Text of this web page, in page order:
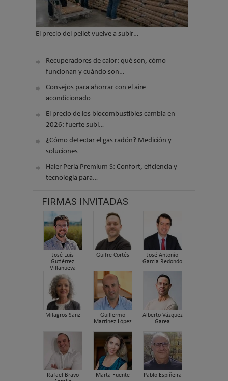
El precio del pellet vuelve a subir…
Recuperadores de calor: qué son, cómo
funcionan y cuándo son…
Consejos para ahorrar con el aire
acondicionado
El precio de los biocombustibles cambia en
2026: fuerte subi…
¿Cómo detectar el gas radón? Medición y
soluciones
Haier Perla Premium S: Confort, eficiencia y
tecnología para…
FIRMAS INVITADAS
José Luis
Gutiérrez
Villanueva
Guifre Cortés
José Antonio
García Redondo
Milagros Sanz
Guillermo
Martínez López
Alberto Vázquez
Garea
Rafael Bravo
Marta Fuente Pablo Espiñeira